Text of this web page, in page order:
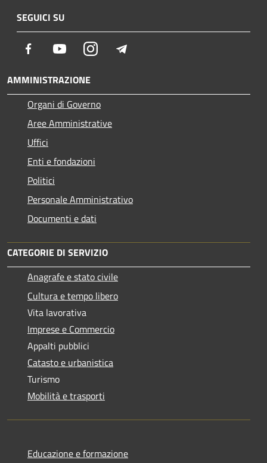
SEGUICI SU
Facebook YoutubeInstagram
AMMINISTRAZIONE
Organi di Governo
Aree Amministrative
Uffici
Enti e fondazioni
Politici
Personale Amministrativo
Documenti e dati
CATEGORIE DI SERVIZIO
Anagrafe e stato civile
Cultura e tempo libero
Vita lavorativa
Imprese e Commercio
Appalti pubblici
Catasto e urbanistica
Turismo
Mobilità e trasporti
Educazione e formazione